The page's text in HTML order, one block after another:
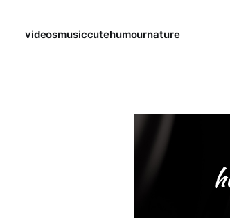
videosmusiccutehumournature